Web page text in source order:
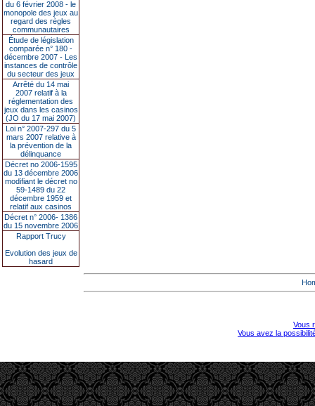
du 6 février 2008 - le
monopole des jeux au
regard des règles
communautaires
Étude de législation
comparée n° 180 -
décembre 2007 - Les
instances de contrôle
du secteur des jeux
Arrêté du 14 mai
2007 relatif à la
réglementation des
jeux dans les casinos
(JO du 17 mai 2007)
Loi n° 2007-297 du 5
mars 2007 relative à
la prévention de la
délinquance
Décret no 2006-1595
du 13 décembre 2006
modifiant le décret no
59-1489 du 22
décembre 1959 et
relatif aux casinos
Décret n° 2006- 1386
du 15 novembre 2006
Rapport Trucy
Evolution des jeux de
hasard
Vous
Vous avez la